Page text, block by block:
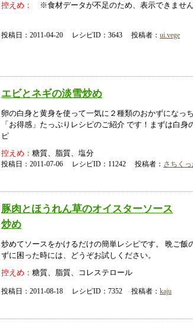
控えめ：
※食材データが不足のため、表示できません
投稿日：2011-04-20 レシピID：3643 投稿者： ui.vege
エビとネギの淡雪炒め
卵の白身と黄身を使って一気に２種類のおかずになっ
「お得感」たっぷりレシピのご紹介 です！まずは白身
ピ
控えめ： 糖質、脂質、塩分
投稿日：2011-07-06 レシピID：11242 投稿者： さちく
豚肉とほうれん草のオイスターソース
炒め
炒めてソースをかけるだけの簡単レシピです。 晩ご飯
ずに困った時には、どうぞお試しください。
控えめ： 糖質、脂質、コレステロール
投稿日：2011-08-18 レシピID：7352 投稿者： kaju